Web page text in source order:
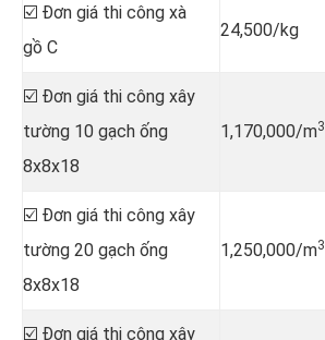
☑️ Đơn giá thi công xà
gồ C
24,500/kg
☑️ Đơn giá thi công xây
tường 10 gạch ống
8x8x18
1,170,000/m3
☑️ Đơn giá thi công xây
tường 20 gạch ống
8x8x18
1,250,000/m3
☑️ Đơn giá thi công xây